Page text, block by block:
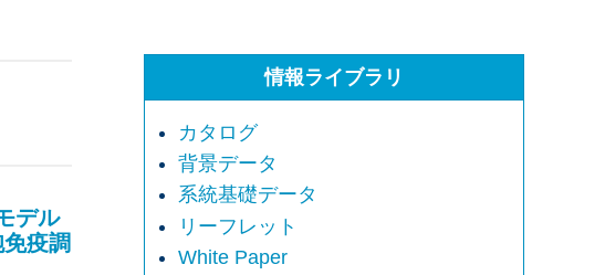
デル
疫調
情報ライブラリ
カタログ
背景データ
系統基礎データ
リーフレット
White Paper